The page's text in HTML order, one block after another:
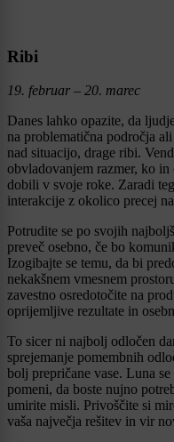
Ribi
19. februar – 20. marec
Danes lahko opazite, da
na problematična področja
nad situacijo, drage ribi.
obvladovanjem razmer, ko
dobili v svoje roke. Zaradi
interakcije z okolico precej
Potrudite se po svojih
preveč osebno, če bo
Izogibajte se temu, da bi
nekakšnem vmesnem
zavestno osredotočite na
oprijemljive rezultate in
To sicer ni najbolj odločen
sprejemanje pomembnih
bolj prepričane vase. Luna
pomeni, da boste nujno
umirite misli. Privoščite si
vaša največja rešitev in vir